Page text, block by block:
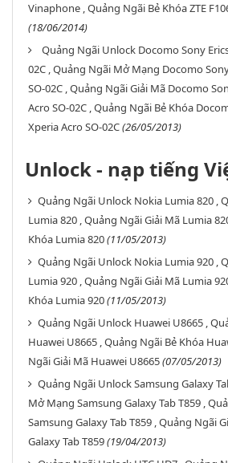
Vinaphone , Quảng Ngãi Bẻ Khóa ZTE
(18/06/2014)
Quảng Ngãi Unlock Docomo Sony
02C , Quảng Ngãi Mở Mạng Docomo
SO-02C , Quảng Ngãi Giải Mã Docomo
Acro SO-02C , Quảng Ngãi Bẻ Khóa
Xperia Acro SO-02C(26/05/2013)
Unlock - nạp tiếng
Quảng Ngãi Unlock Nokia Lumia 820 ,
Lumia 820 , Quảng Ngãi Giải Mã Lumia
Khóa Lumia 820(11/05/2013)
Quảng Ngãi Unlock Nokia Lumia 920 ,
Lumia 920 , Quảng Ngãi Giải Mã Lumia
Khóa Lumia 920(11/05/2013)
Quảng Ngãi Unlock Huawei U8665 ,
Huawei U8665 , Quảng Ngãi Bẻ Khóa
Ngãi Giải Mã Huawei U8665(07/05/2013)
Quảng Ngãi Unlock Samsung Galaxy
Mở Mạng Samsung Galaxy Tab T859 ,
Samsung Galaxy Tab T859 , Quảng Ngãi
Galaxy Tab T859(19/04/2013)